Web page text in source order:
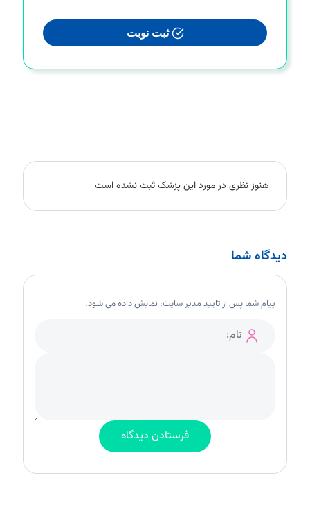
ثبت نوبت
هنوز نظری در مورد این پزشک ثبت نشده است
دیدگاه شما
پیام شما پس از تایید مدیر سایت، نمایش داده می شود.